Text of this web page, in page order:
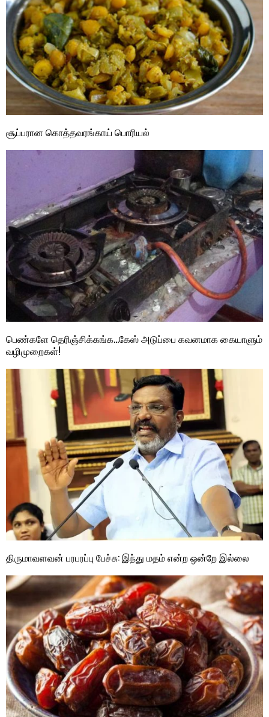
சூப்பரான கொத்தவரங்காய் பொரியல்
பெண்களே தெரிஞ்சிக்கங்க…கேஸ் அடுப்பை கவனமாக கையாளும்
வழிமுறைகள்!
திருமாவளவன் பரபரப்பு பேச்சு: இந்து மதம் என்ற ஒன்றே இல்லை